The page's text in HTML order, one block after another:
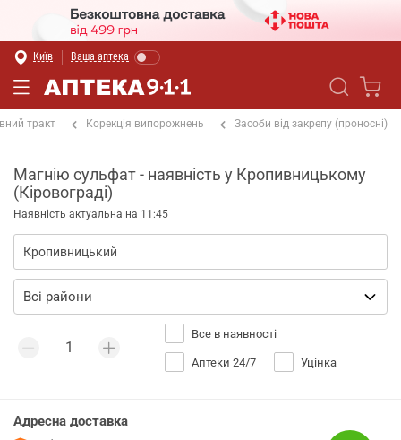
Київ Ваша аптека
тракт Корекція випорожнень Засоби від закрепу (проносні)
Магнію сульфат - наявність у Кропивницькому
(Кіровограді)
Наявність актуальна на 11:45
Все в наявності
Аптеки 24/7 Уцінка
Адресна доставка